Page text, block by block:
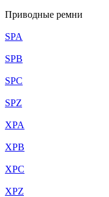
Приводные ремни
SPA
SPB
SPC
SPZ
XPA
XPB
XPC
XPZ